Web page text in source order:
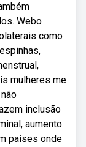
Webo
como
mulheres me
inclusão
aumento
países onde